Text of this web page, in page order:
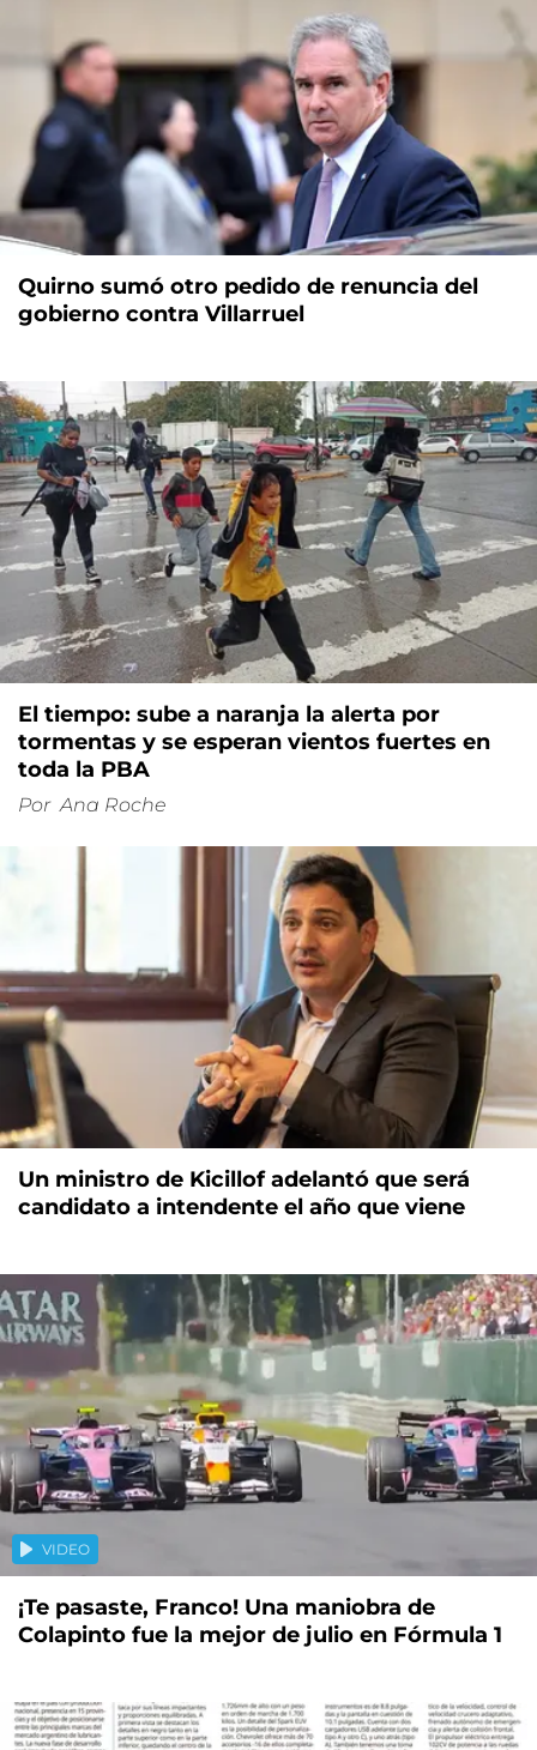
Quirno sumó otro pedido de renuncia del
gobierno contra Villarruel
El tiempo: sube a naranja la alerta por
tormentas y se esperan vientos fuertes en
toda la PBA
Por Ana Roche
Un ministro de Kicillof adelantó que será
candidato a intendente el año que viene
VIDEO
¡Te pasaste, Franco! Una maniobra de
Colapinto fue la mejor de julio en Fórmula 1